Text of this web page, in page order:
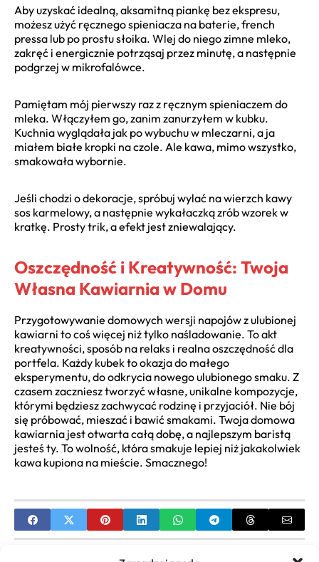
Aby uzyskać idealną, aksamitną piankę bez ekspresu,
możesz użyć ręcznego spieniacza na baterie, french
pressa lub po prostu słoika. Wlej do niego zimne mleko,
zakręć i energicznie potrząsaj przez minutę, a następnie
podgrzej w mikrofalówce.
Pamiętam mój pierwszy raz z ręcznym spieniaczem do
mleka. Włączyłem go, zanim zanurzyłem w kubku.
Kuchnia wyglądała jak po wybuchu w mleczarni, a ja
miałem białe kropki na czole. Ale kawa, mimo wszystko,
smakowała wybornie.
Jeśli chodzi o dekoracje, spróbuj wylać na wierzch kawy
sos karmelowy, a następnie wykałaczką zrób wzorek w
kratkę. Prosty trik, a efekt jest zniewalający.
Oszczędność i Kreatywność: Twoja
Własna Kawiarnia w Domu
Przygotowywanie domowych wersji napojów z ulubionej
kawiarni to coś więcej niż tylko naśladowanie. To akt
kreatywności, sposób na relaks i realna oszczędność dla
portfela. Każdy kubek to okazja do małego
eksperymentu, do odkrycia nowego ulubionego smaku. Z
czasem zaczniesz tworzyć własne, unikalne kompozycje,
którymi będziesz zachwycać rodzinę i przyjaciół. Nie bój
się próbować, mieszać i bawić smakami. Twoja domowa
kawiarnia jest otwarta całą dobę, a najlepszym baristą
jesteś ty. To wolność, która smakuje lepiej niż jakakolwiek
kawa kupiona na mieście. Smacznego!